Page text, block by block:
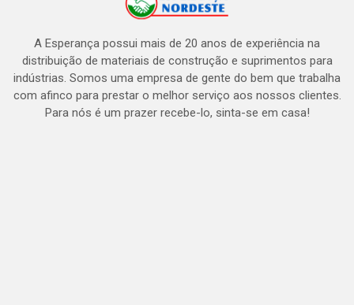
A Esperança possui mais de 20 anos de experiência na
distribuição de materiais de construção e suprimentos para
indústrias. Somos uma empresa de gente do bem que trabalha
com afinco para prestar o melhor serviço aos nossos clientes.
Para nós é um prazer recebe-lo, sinta-se em casa!